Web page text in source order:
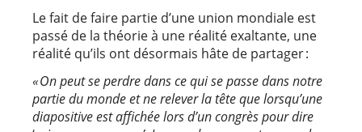
Le fait de faire partie d’une union mondiale est
passé de la théorie à une réalité exaltante, une
réalité qu’ils ont désormais hâte de partager :
« On peut se perdre dans ce qui se passe dans notre
partie du monde et ne relever la tête que lorsqu’une
diapositive est affichée lors d’un congrès pour dire